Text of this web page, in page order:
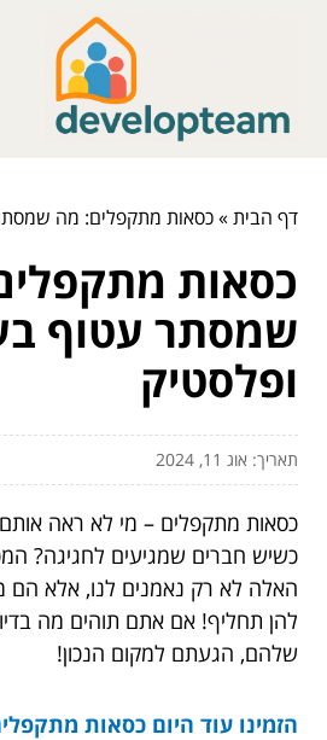
דף הבית»כסאות מתקפלים: מה
כסאות
שמסתר עטוף
ופלסטיק
תאריך: אוג 11, 2024
כסאות מתקפלים – מי לא ראה אותם
כשיש חברים שמגיעים לחגיגה?
האלה לא רק נאמנים לנו, אלא הם
להן תחליף! אם אתם תוהים מה
שלהם, הגעתם למקום הנכון!
הזמינו עוד היום כסאות